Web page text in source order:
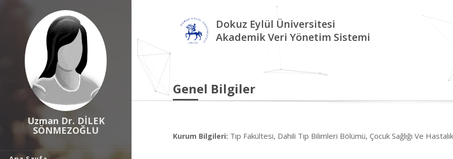
Uzman Dr. DİLEK
SÖNMEZOĞLU
Dokuz Eylül Üniversitesi
Akademik Veri Yönetim Sistemi
Genel Bilgiler
Kurum Bilgileri: Tıp Fakültesi, Dahili Tıp Bilimleri Bölümü, Çocuk Sağlığı Ve